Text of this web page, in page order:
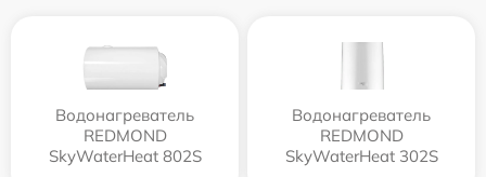
Водонагреватель
REDMOND
SkyWaterHeat 802S
Водонагреватель
REDMOND
SkyWaterHeat 302S